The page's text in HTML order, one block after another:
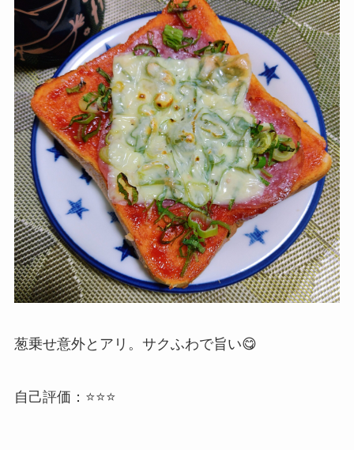
葱乗せ意外とアリ。サクふわで旨い😋
自己評価：⭐⭐⭐